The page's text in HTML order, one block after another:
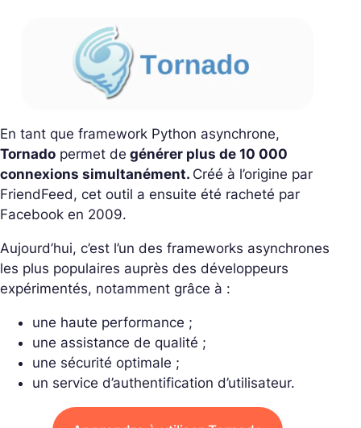
En tant que framework Python asynchrone,
Tornado permet de générer plus de 10 000
connexions simultanément. Créé à l’origine par
FriendFeed, cet outil a ensuite été racheté par
Facebook en 2009.
Aujourd’hui, c’est l’un des frameworks asynchrones
les plus populaires auprès des développeurs
expérimentés, notamment grâce à :
une haute performance ;
une assistance de qualité ;
une sécurité optimale ;
un service d’authentification d’utilisateur.